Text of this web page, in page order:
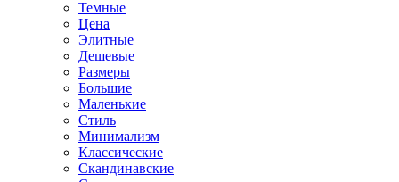
Темные
Цена
Элитные
Дешевые
Размеры
Большие
Маленькие
Стиль
Минимализм
Классические
Скандинавские